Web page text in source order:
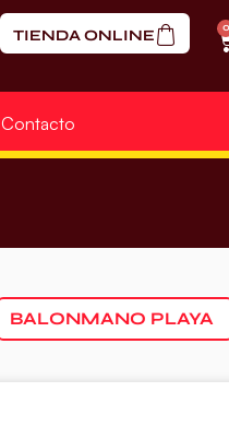
TIENDA ONLINE 0
Contacto
BALONMANO PLAYA